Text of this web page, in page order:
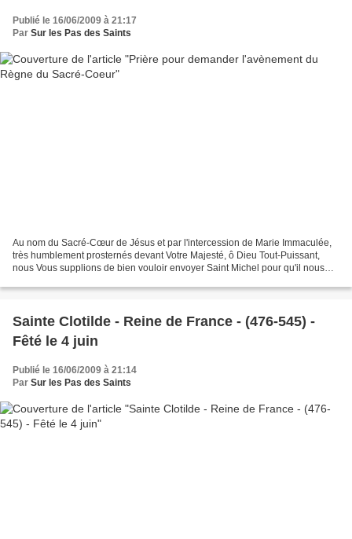
Publié le 16/06/2009 à 21:17
Par Sur les Pas des Saints
Au nom du Sacré-Cœur de Jésus et par l'intercession de Marie Immaculée,
très humblement prosternés devant Votre Majesté, ô Dieu Tout-Puissant,
nous Vous supplions de bien vouloir envoyer Saint Michel pour qu'il nous
Sainte Clotilde - Reine de France - (476-545) -
Fêté le 4 juin
Publié le 16/06/2009 à 21:14
Par Sur les Pas des Saints